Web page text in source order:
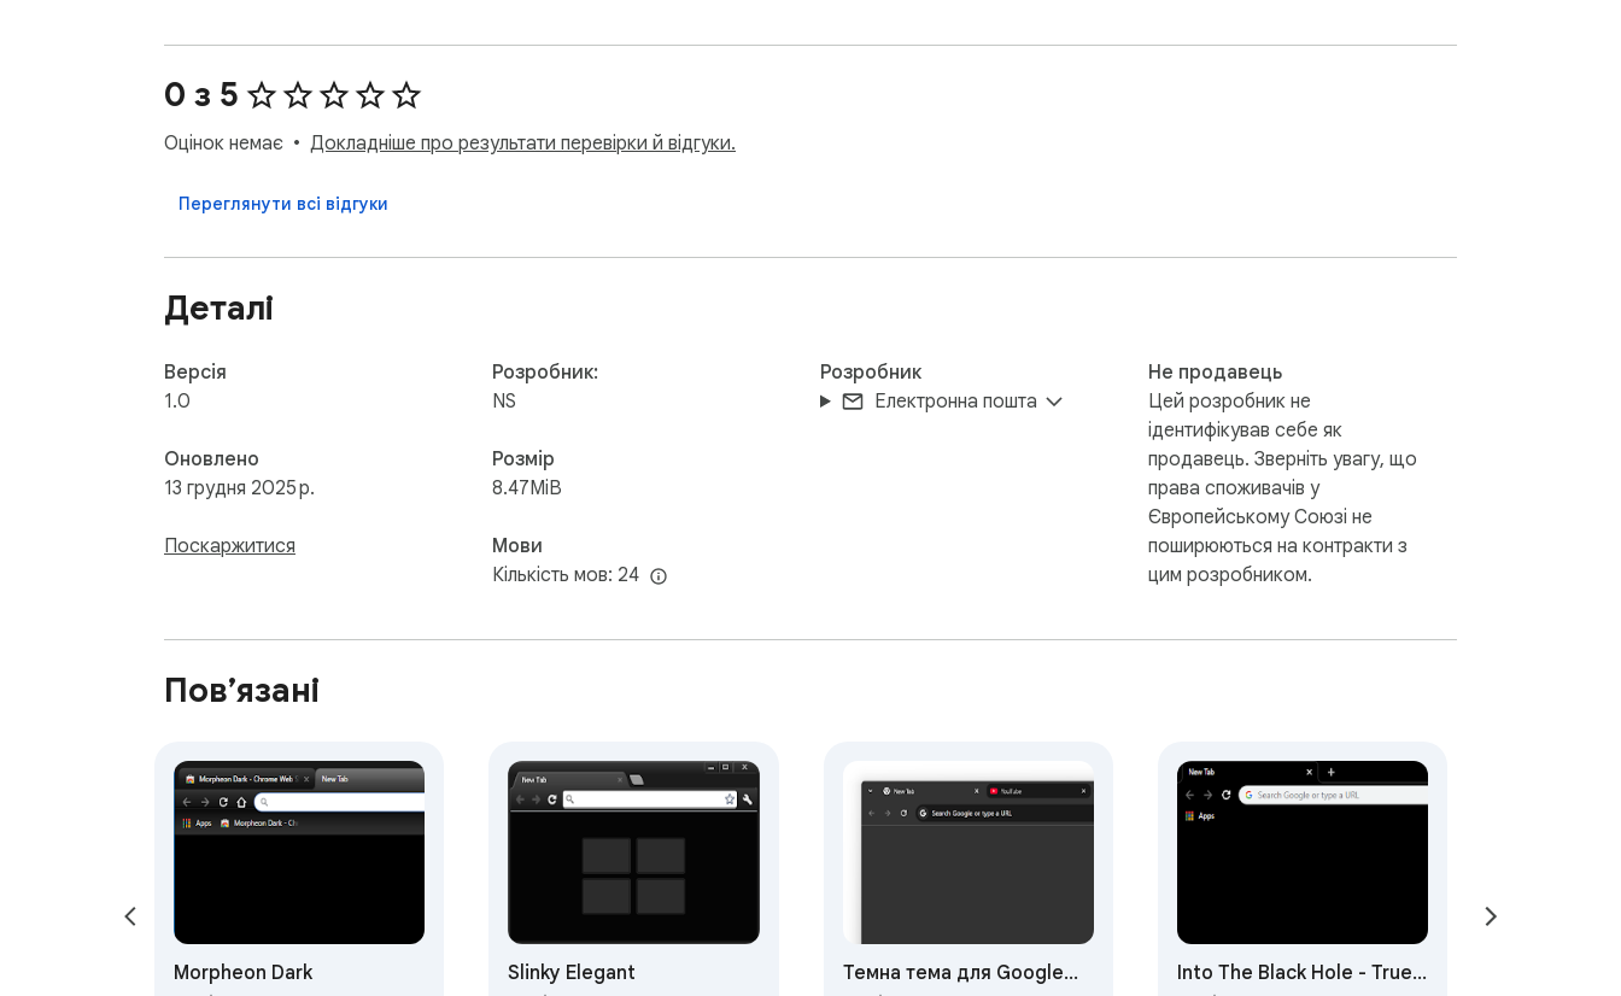
0 з 5
Оцінок немає Докладніше про результати перевірки й відгуки.
Переглянути всі відгуки
Деталі
Версія
1.0
Оновлено
13 грудня 2025 р.
Поскаржитися
Розробник:
NS
Розмір
8.47MiB
Мови
Кількість мов: 24
Розробник
Електронна пошта
Не продавець
Цей розробник не
ідентифікував себе як
продавець. Зверніть увагу, що
права споживачів у
Європейському Союзі не
поширюються на контракти з
цим розробником.
Пов’язані
Morpheon Dark Slinky Elegant
Темна тема для Google
Into The Black Hole - True